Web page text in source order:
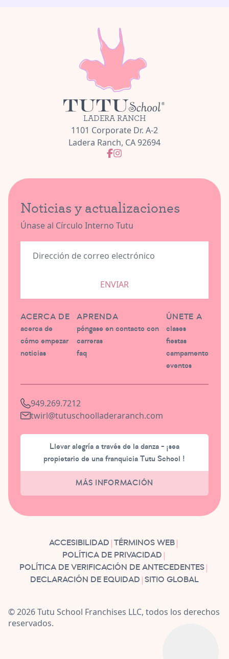
LADERA RANCH
1101 Corporate Dr. A-2
Ladera Ranch, CA 92694
Noticias y actualizaciones
Únase al Círculo Interno Tutu
ENVIAR
ACERCA DE
acerca de
cómo empezar
noticias
APRENDA
póngase en contacto con
carreras
faq
ÚNETE A
clases
fiestas
campamento
eventos
949.269.7212
twirl@tutuschoolladeraranch.com
Llevar alegría a través de la danza - ¡sea
propietario de una franquicia Tutu School !
MÁS INFORMACIÓN
ACCESIBILIDAD |TÉRMINOS WEB |
POLÍTICA DE PRIVACIDAD |
POLÍTICA DE VERIFICACIÓN DE ANTECEDENTES |
DECLARACIÓN DE EQUIDAD | SITIO GLOBAL
© 2026 Tutu School Franchises LLC, todos los derechos
reservados.